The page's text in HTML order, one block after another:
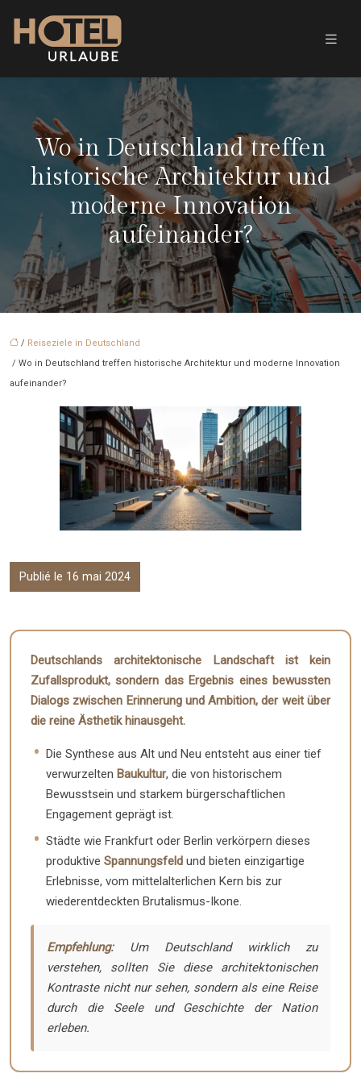
Wo in Deutschland treffen
historische Architektur und
moderne Innovation
aufeinander?
/ Reiseziele in Deutschland
/ Wo in Deutschland treffen historische Architektur und moderne Innovation
aufeinander?
Publié le 16 mai 2024
Deutschlands architektonische Landschaft ist kein
Zufallsprodukt, sondern das Ergebnis eines bewussten
Dialogs zwischen Erinnerung und Ambition, der weit über
die reine Ästhetik hinausgeht.
Die Synthese aus Alt und Neu entsteht aus einer tief
verwurzelten Baukultur, die von historischem
Bewusstsein und starkem bürgerschaftlichen
Engagement geprägt ist.
Städte wie Frankfurt oder Berlin verkörpern dieses
produktiveSpannungsfeld und bieten einzigartige
Erlebnisse, vom mittelalterlichen Kern bis zur
wiederentdeckten Brutalismus-Ikone.
Empfehlung:Um Deutschland wirklich zu
verstehen, sollten Sie diese architektonischen
Kontraste nicht nur sehen, sondern als eine Reise
durch die Seele und Geschichte der Nation
erleben.